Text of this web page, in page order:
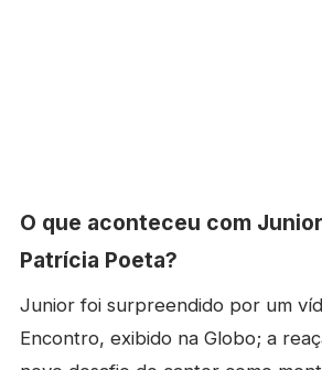
O que aconteceu com
Patrícia Poeta?
Junior foi surpreendido por um
Encontro, exibido na Globo; a